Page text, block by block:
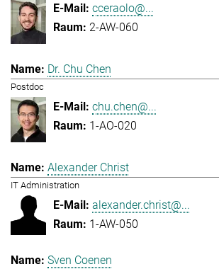
cceraolo@...
2-AW-060
Dr. Chu Chen
Postdoc
chu.chen@...
1-AO-020
Alexander Christ
IT Administration
alexander.christ@...
1-AW-050
Sven Coenen